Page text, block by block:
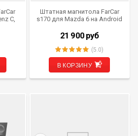
C,
Штатная магнитола FarCar
s170 для Mazda 6 на Android
21 900 руб
(5.0)
В КОРЗИНУ